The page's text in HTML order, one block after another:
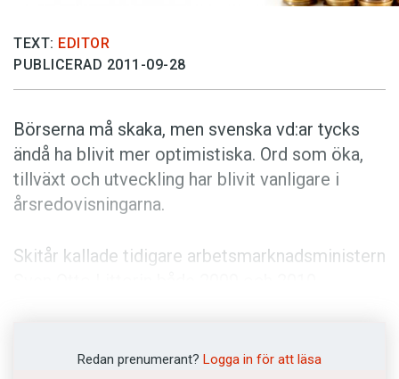
Annonsera
Prenumerera
Läs Språktidningen digitalt
Press
TEXT: EDITOR
PUBLICERAD 2011-09-28
Börserna må skaka, men svenska vd:ar tycks
ändå ha blivit mer optimistiska. Ord som öka,
tillväxt och utveckling har blivit vanligare i
årsredovisningarna.
Skitår kallade tidigare arbetsmarknadsministern
på framtidstro. Hoppfulla ord, som stark och
Redan prenumerant? Logga in för att läsa